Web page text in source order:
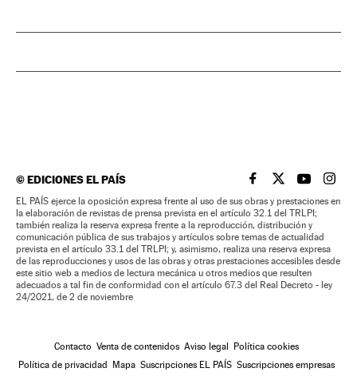
©EDICIONES EL PAÍS EL PAÍS BRASIL EN
EL PAÍSEL PAÍS
EL
EL PAÍS ejerce la oposición expresa frente al uso de sus obras y prestaciones en
la elaboración de revistas de prensa prevista en el artículo 32.1 del TRLPI;
también realiza la reserva expresa frente a la reproducción, distribución y
comunicación pública de sus trabajos y artículos sobre temas de actualidad
prevista en el artículo 33.1 del TRLPI; y, asimismo, realiza una reserva expresa
de las reproducciones y usos de las obras y otras prestaciones accesibles desde
este sitio web a medios de lectura mecánica u otros medios que resulten
adecuados a tal fin de conformidad con el artículo 67.3 del Real Decreto - ley
24/2021, de 2 de noviembre
Contacto Venta de contenidos Aviso legal Política cookies
Política de privacidad Mapa Suscripciones EL PAÍS Suscripciones empresas